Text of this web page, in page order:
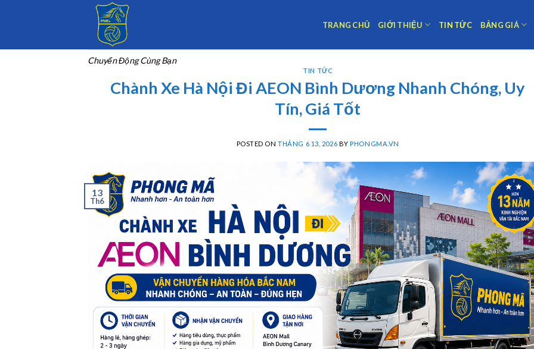
Chuyển Động Cùng Bạn
TRANG CHỦ GIỚI THIỆU TIN TỨC BẢNG GIÁ
TIN TỨC
Chành Xe Hà Nội Đi AEON Bình Dương Nhanh Chóng, Uy
Tín, Giá Tốt
POSTED ONTHÁNG 6 13, 2026 BYPHONGMA.VN
13
Th6